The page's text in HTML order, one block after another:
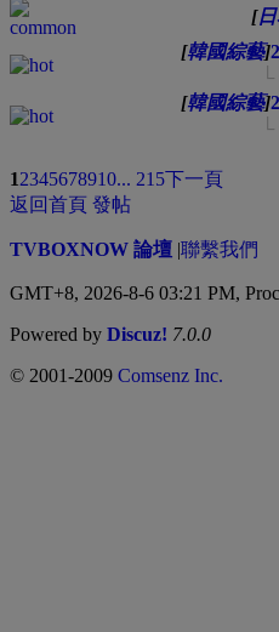
[
[韓國綜藝]
[韓國綜藝]
12345678910... 215下一頁
返回首頁 發帖
TVBOXNOW 論壇 |聯繫我們
GMT+8, 2026-8-6 03:21 PM,
Powered by Discuz! 7.0.0
© 2001-2009 Comsenz Inc.